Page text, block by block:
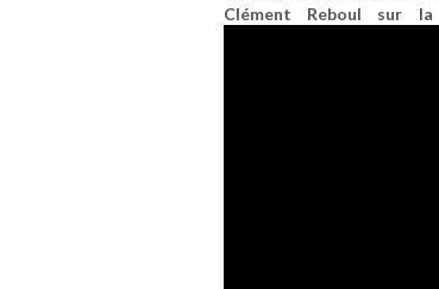
Clément Reboul sur